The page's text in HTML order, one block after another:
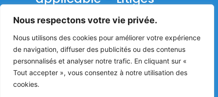
Nous respectons votre vie privée.
Nous utilisons des cookies pour améliorer votre expérience
de navigation, diffuser des publicités ou des contenus
personnalisés et analyser notre trafic. En cliquant sur «
Tout accepter », vous consentez à notre utilisation des
cookies.
Le présent contrat est soumis à la loi
est la langue française. En cas de litige,
les tribunaux français seront seuls
compétents.